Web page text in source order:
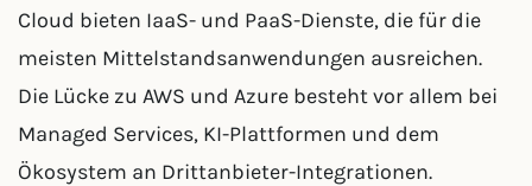
Cloud bieten IaaS- und PaaS-Dienste, die für die
meisten Mittelstandsanwendungen ausreichen.
Die Lücke zu AWS und Azure besteht vor allem bei
Managed Services, KI-Plattformen und dem
Ökosystem an Drittanbieter-Integrationen.